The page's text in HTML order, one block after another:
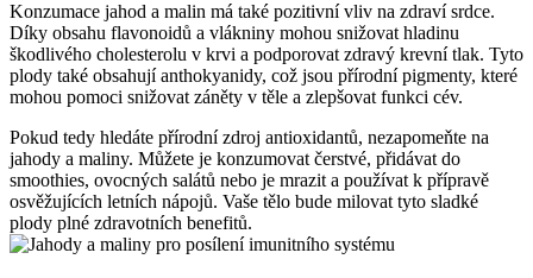
Konzumace jahod a malin má také pozitivní vliv na zdraví srdce.
Díky obsahu flavonoidů a vlákniny mohou snižovat hladinu
škodlivého cholesterolu v krvi a podporovat zdravý krevní tlak. Tyto
plody také obsahují anthokyanidy, což jsou přírodní pigmenty, které
mohou pomoci snižovat záněty v těle a zlepšovat funkci cév.
Pokud tedy hledáte přírodní zdroj antioxidantů, nezapomeňte na
jahody a maliny. Můžete je konzumovat čerstvé, přidávat do
smoothies, ovocných salátů nebo je mrazit a používat k přípravě
osvěžujících letních nápojů. Vaše tělo bude milovat tyto sladké
plody plné zdravotních benefitů.